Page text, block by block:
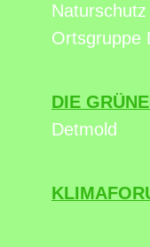
Ortsgruppe
DIE
Detmold